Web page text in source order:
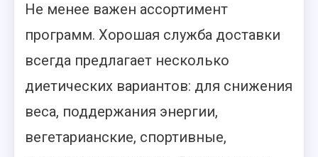
Не менее важен ассортимент
программ. Хорошая служба доставки
всегда предлагает несколько
диетических вариантов: для снижения
веса, поддержания энергии,
вегетарианские, спортивные,